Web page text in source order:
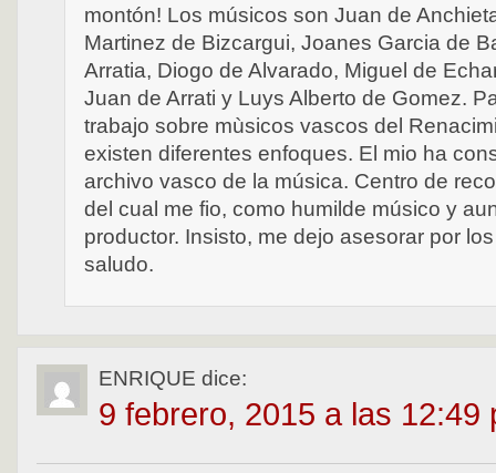
montón! Los músicos son Juan de
Martinez de Bizcargui, Joanes Garcia de
Arratia, Diogo de Alvarado, Miguel de
Juan de Arrati y Luys Alberto de Gomez.
trabajo sobre mùsicos vascos del
existen diferentes enfoques. El mio ha
archivo vasco de la música. Centro de
del cual me fio, como humilde músico y
productor. Insisto, me dejo asesorar por
saludo.
ENRIQUE dice:
9 febrero, 2015 a las 12:49